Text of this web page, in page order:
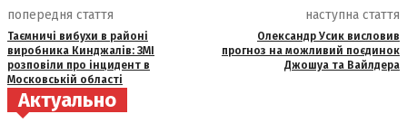
попередня стаття
Таємничі вибухи в районі
виробника Кинджалів: ЗМІ
розповіли про інцидент в
Московській області
наступна стаття
Олександр Усик висловив
прогноз на можливий поєдинок
Джошуа та Вайлдера
Актуально